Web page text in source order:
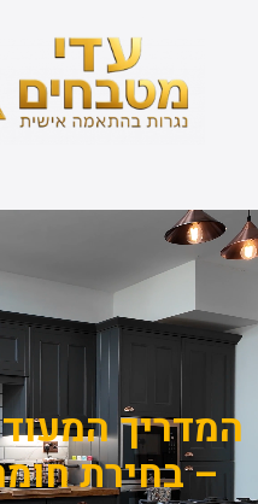
המדריך
– בחירת